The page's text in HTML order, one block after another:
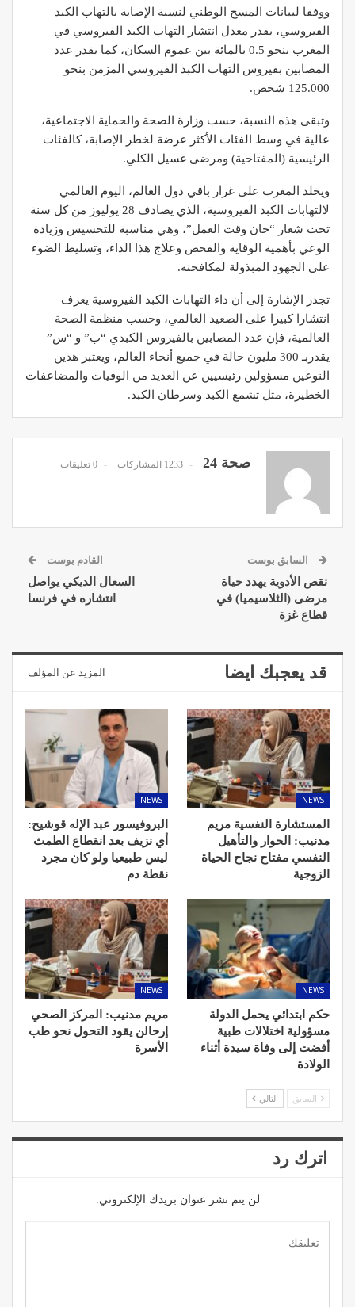
ووفقا لبيانات المسح الوطني لنسبة الإصابة بالتهاب الكبد
الفيروسي، يقدر معدل انتشار التهاب الكبد الفيروسي في
المغرب بنحو 0.5 بالمائة بين عموم السكان، كما يقدر عدد
المصابين بفيروس التهاب الكبد الفيروسي المزمن بنحو
125.000 شخص.
وتبقى هذه النسبة، حسب وزارة الصحة والحماية الاجتماعية،
عالية في وسط الفئات الأكثر عرضة لخطر الإصابة، كالفئات
الرئيسية (المفتاحية) ومرضى غسيل الكلي.
ويخلد المغرب على غرار باقي دول العالم، اليوم العالمي
لالتهابات الكبد الفيروسية، الذي يصادف 28 يوليوز من كل سنة
تحت شعار “حان وقت العمل”، وهي مناسبة للتحسيس وزيادة
الوعي بأهمية الوقاية والفحص وعلاج هذا الداء، وتسليط الضوء
على الجهود المبذولة لمكافحته.
تجدر الإشارة إلى أن داء التهابات الكبد الفيروسية يعرف
انتشارا كبيرا على الصعيد العالمي، وحسب منظمة الصحة
العالمية، فإن عدد المصابين بالفيروس الكبدي “ب” و “س”
يقدربـ 300 مليون حالة في جميع أنحاء العالم، ويعتبر هذين
النوعين مسؤولين رئيسيين عن العديد من الوفيات والمضاعفات
الخطيرة، مثل تشمع الكبد وسرطان الكبد.
صحة 24 1233 المشاركات 0 تعليقات
السابق بوست
نقص الأدوية يهدد حياة
مرضى (الثلاسيميا) في
قطاع غزة
القادم بوست
السعال الديكي يواصل
انتشاره في فرنسا
قد يعجبك ايضا المزيد عن المؤلف
NEWS
المستشارة النفسية مريم
مدنيب: الحوار والتأهيل
النفسي مفتاح نجاح الحياة
الزوجية
NEWS
البروفيسور عبد الإله قوشيح:
أي نزيف بعد انقطاع الطمث
ليس طبيعيا ولو كان مجرد
نقطة دم
NEWS
حكم ابتدائي يحمل الدولة
مسؤولية اختلالات طبية
أفضت إلى وفاة سيدة أثناء
الولادة
NEWS
مريم مدنيب: المركز الصحي
إرحالن يقود التحول نحو طب
الأسرة
السابق التالي
اترك رد
لن يتم نشر عنوان بريدك الإلكتروني.